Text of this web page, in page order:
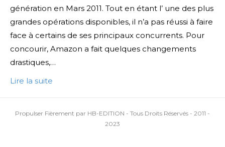
génération en Mars 2011. Tout en étant l’ une des plus
grandes opérations disponibles, il n’a pas réussi à faire
face à certains de ses principaux concurrents. Pour
concourir, Amazon a fait quelques changements
drastiques,…
Lire la suite
Propulser Fièrement par HB-EDITION - Tous Droits Réservés - 2011 -
2023